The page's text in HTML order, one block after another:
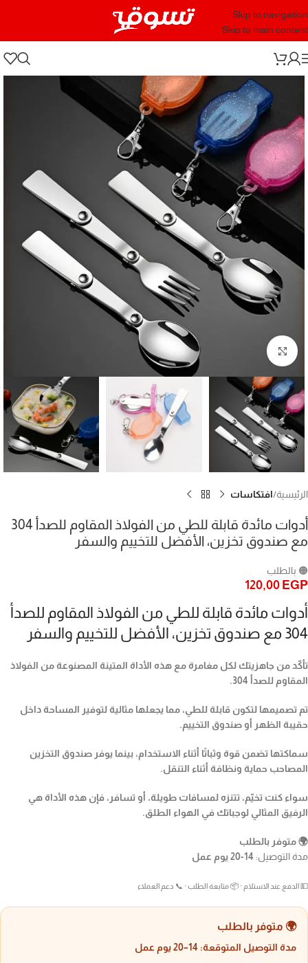
Skip to navigation
Skip to main content
Click to enlarge
الرئيسية افتكاسات
أدوات مائدة قابلة للطي من الفولاذ المقاوم للصدأ 304
مع صندوق تخزين، الأفضل للتخييم والسفر
🟠 بالطلب
120,00 EGP
أدوات مائدة قابلة للطي من الفولاذ المقاوم للصدأ
304 مع صندوق تخزين، الأفضل للتخييم والسفر
تأكّد من جاهزيتك لكل مغامرة مع هذه الأداة المتينة المصنوعة من الفولاذ
المقاوم للصدأ 304.
تم تصميمها لتكون قابلة للطي، مما يجعلها مثالية لتوفير المساحة داخل
حقيبة الظهر أو صندوق التخييم.
سماكتها تضمن قوة وثباتًا أثناء الاستخدام، بينما يوفر صندوق التخزين
المصاحب حماية ونظافة أثناء التنقل.
سواء كنت تخيّم، تتنزه لمسافات طويلة، أو تسافر، فإن هذه الأداة هي
الرفيق المثالي لوجباتك في الهواء الطلق.
🌍 متوفر بالطلب
مدة التوصيل: 14-20 يوم عمل
💵 الدفع عند الاستلام · 📦 متابعة الطلب · 📞 دعم العملاء
🌍 متوفر بالطلب
مدة التوصيل المتوقعة: 14–20 يوم عمل